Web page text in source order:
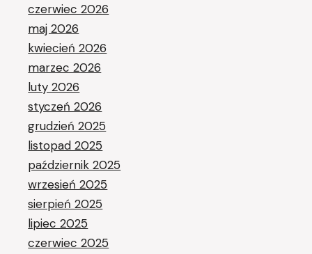
czerwiec 2026
maj 2026
kwiecień 2026
marzec 2026
luty 2026
styczeń 2026
grudzień 2025
listopad 2025
październik 2025
wrzesień 2025
sierpień 2025
lipiec 2025
czerwiec 2025